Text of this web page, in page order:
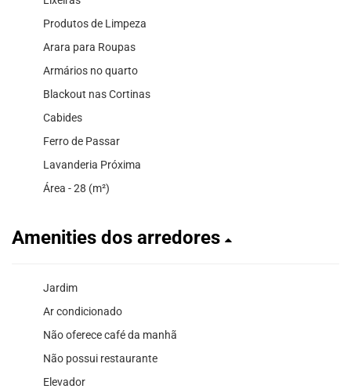
Produtos de Limpeza
Arara para Roupas
Armários no quarto
Blackout nas Cortinas
Cabides
Ferro de Passar
Lavanderia Próxima
Área - 28 (m²)
Amenities dos arredores
Jardim
Ar condicionado
Não oferece café da manhã
Não possui restaurante
Elevador